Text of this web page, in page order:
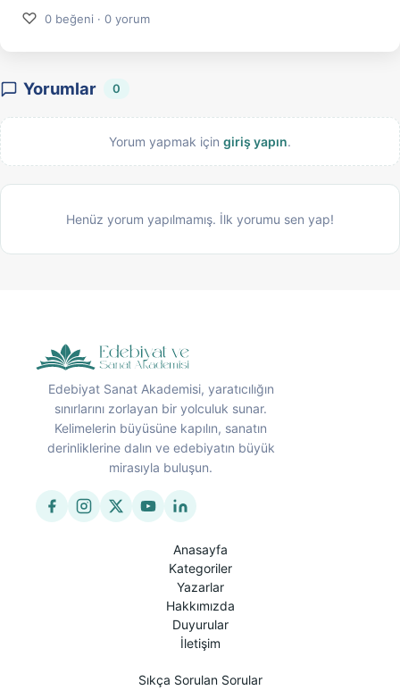
♡ 0 beğeni · 0 yorum
Yorumlar 0
Yorum yapmak için giriş yapın.
Henüz yorum yapılmamış. İlk yorumu sen yap!
Edebiyat Sanat Akademisi, yaratıcılığın
sınırlarını zorlayan bir yolculuk sunar.
Kelimelerin büyüsüne kapılın, sanatın
derinliklerine dalın ve edebiyatın büyük
mirasıyla buluşun.
Anasayfa
Kategoriler
Yazarlar
Hakkımızda
Duyurular
İletişim
Sıkça Sorulan Sorular